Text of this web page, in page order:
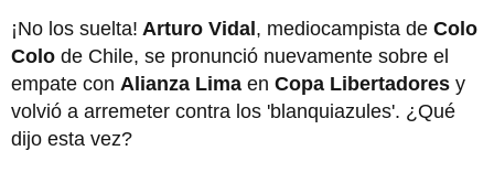
¡No los suelta! Arturo Vidal, mediocampista de Colo
Colo de Chile, se pronunció nuevamente sobre el
empate con Alianza Lima en Copa Libertadores y
volvió a arremeter contra los 'blanquiazules'. ¿Qué
dijo esta vez?